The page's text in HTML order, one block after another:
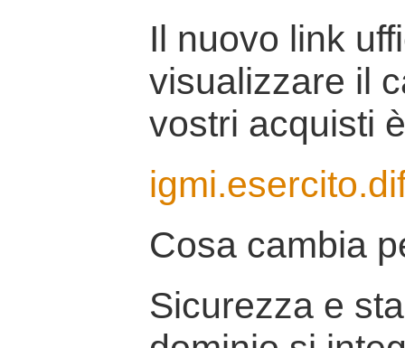
Il nuovo link
visualizzare il
vostri acquisti
Cosa cambia
Sicurezza e